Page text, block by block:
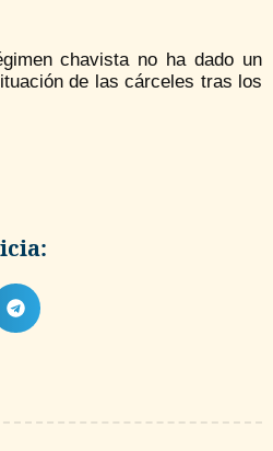
chavista no ha dado un
de las cárceles tras los